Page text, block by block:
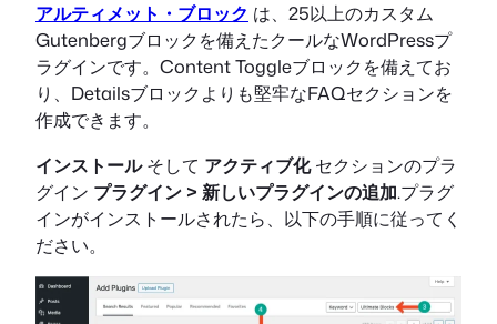
アルティメット・ブロック は、25以上のカスタム
Gutenbergブロックを備えたクールなWordPressプ
ラグインです。Content Toggleブロックを備えてお
り、Detailsブロックよりも堅牢なFAQセクションを
作成できます。
インストールそして アクティブ化セクションのプラ
グイン プラグイン > 新しいプラグインの追加.プラグ
インがインストールされたら、以下の手順に従ってく
ださい。